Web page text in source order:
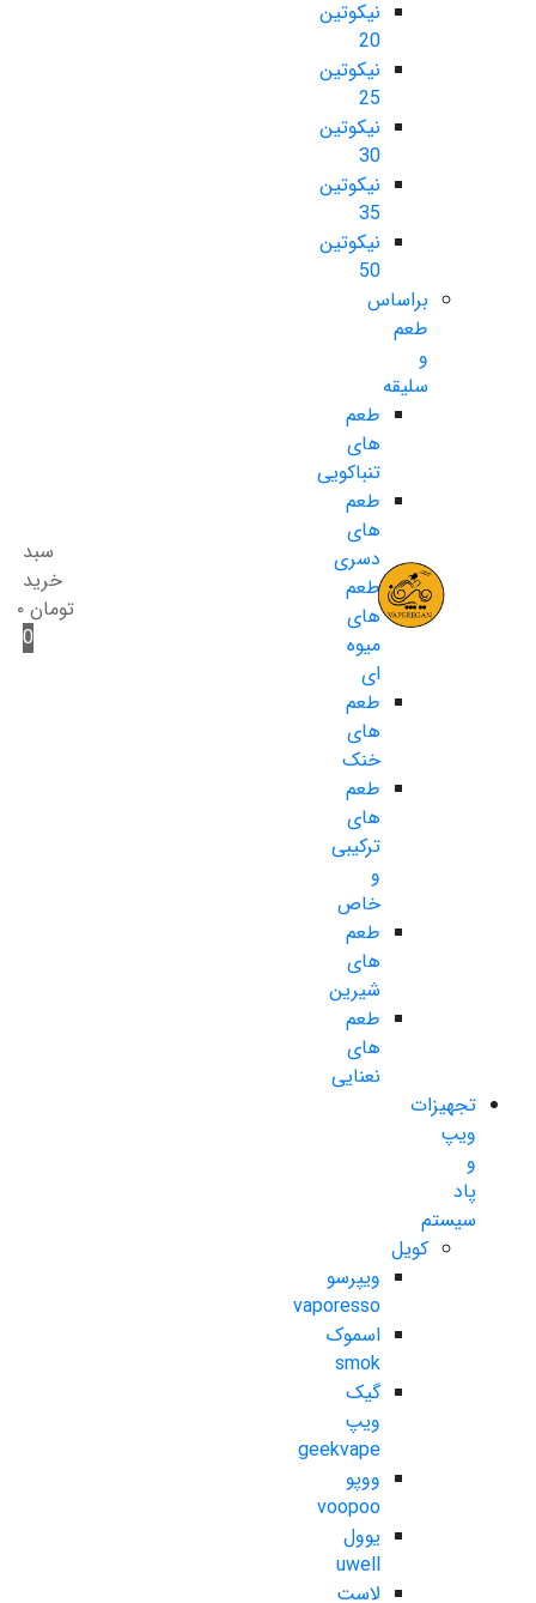
نیکوتین
20
نیکوتین
25
نیکوتین
30
نیکوتین
35
نیکوتین
50
براساس
طعم
و
سلیقه
طعم
های
تنباکویی
طعم
های
دسری
طعم
های
میوه
ای
طعم
های
خنک
طعم
های
ترکیبی
و
خاص
طعم
های
شیرین
طعم
های
نعنایی
تجهیزات
ویپ
و
پاد
سیستم
کویل
ویپرسو
vaporesso
اسموک
smok
گیک
ویپ
geekvape
ووپو
voopoo
یوول
uwell
لاست
سبد
خرید
تومان ۰
0